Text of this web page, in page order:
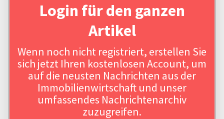
Login für den ganzen
Artikel
Wenn noch nicht registriert, erstellen Sie
sich jetzt Ihren kostenlosen Account, um
auf die neusten Nachrichten aus der
Immobilienwirtschaft und unser
umfassendes Nachrichtenarchiv
zuzugreifen.